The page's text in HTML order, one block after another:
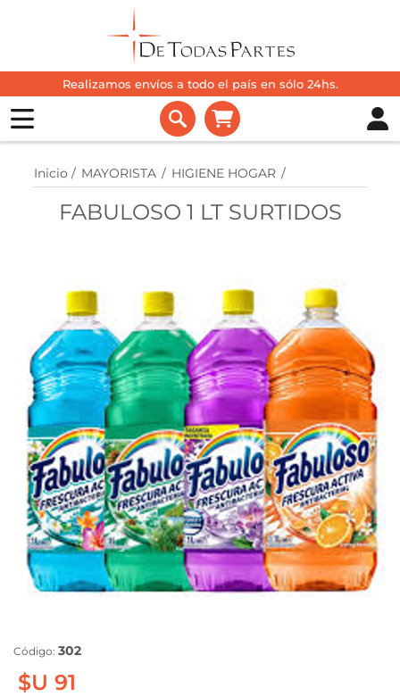
Realizamos envíos a todo el país en sólo 24hs.
Inicio / MAYORISTA / HIGIENE HOGAR /
FABULOSO 1 LT SURTIDOS
Código: 302
$U 91